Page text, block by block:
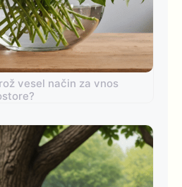
vesel način za vnos